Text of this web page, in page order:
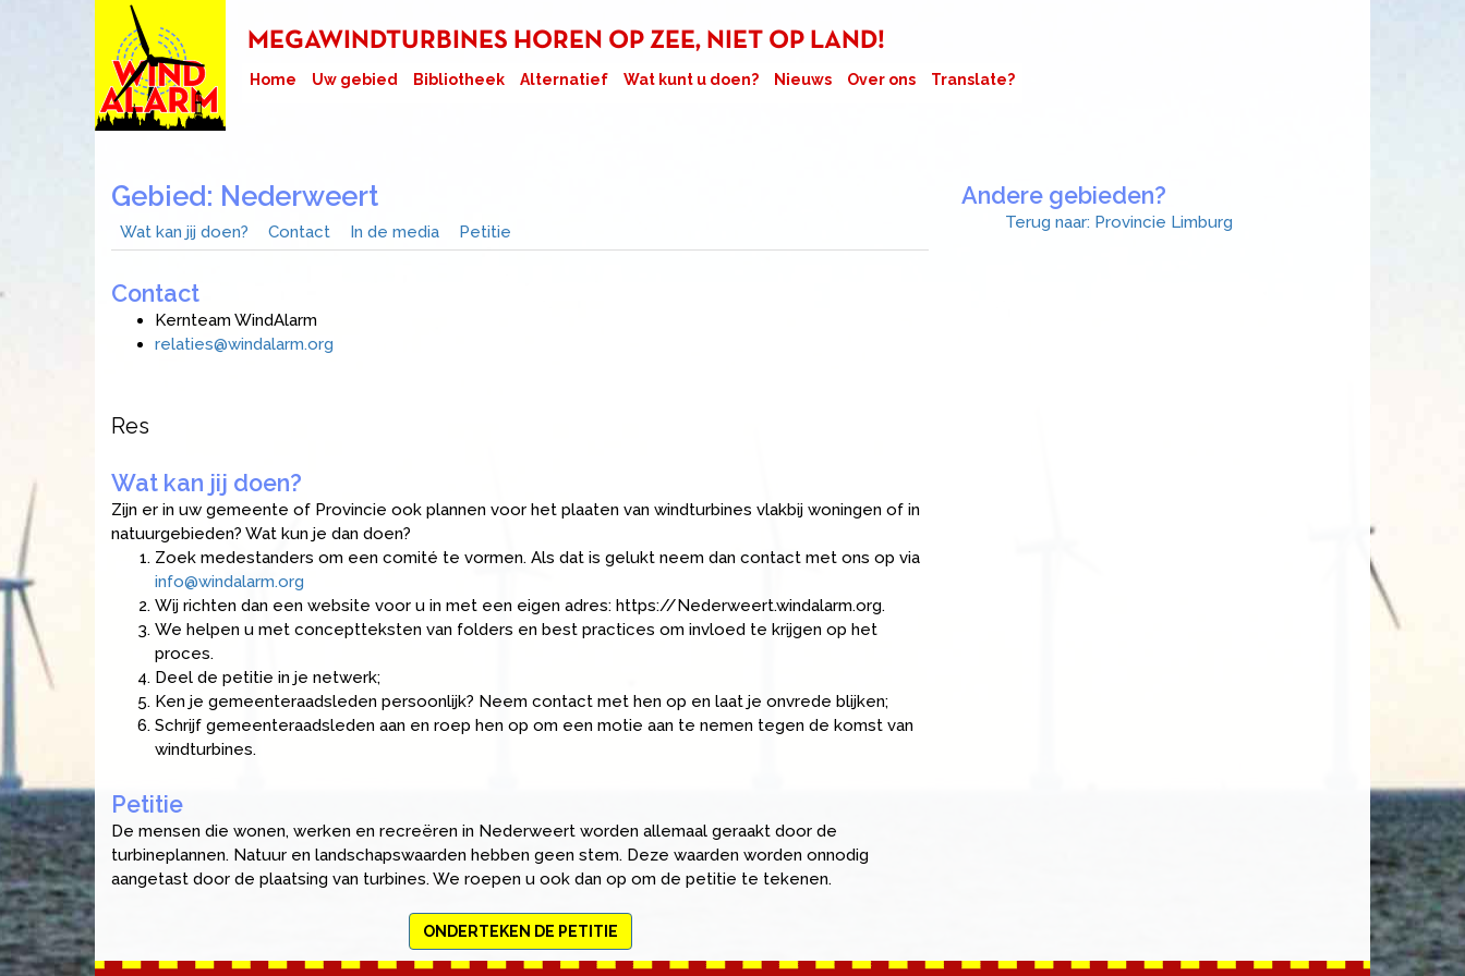
MEGAWINDTURBINES HOREN OP ZEE, NIET OP LAND!
Home Uw gebied Bibliotheek Alternatief Wat kunt u doen? Nieuws Over ons Translate?
Gebied: Nederweert
Wat kan jij doen? Contact In de media Petitie
Contact
Kernteam WindAlarm
relaties@windalarm.org
Res
Wat kan jij doen?
Zijn er in uw gemeente of Provincie ook plannen voor het plaaten van windturbines vlakbij woningen of in
natuurgebieden? Wat kun je dan doen?
Zoek medestanders om een comité te vormen. Als dat is gelukt neem dan contact met ons op via
info@windalarm.org
Wij richten dan een website voor u in met een eigen adres: https://Nederweert.windalarm.org.
We helpen u met conceptteksten van folders en best practices om invloed te krijgen op het
proces.
Deel de petitie in je netwerk;
Ken je gemeenteraadsleden persoonlijk? Neem contact met hen op en laat je onvrede blijken;
Schrijf gemeenteraadsleden aan en roep hen op om een motie aan te nemen tegen de komst van
windturbines.
Petitie
De mensen die wonen, werken en recreëren in Nederweert worden allemaal geraakt door de
turbineplannen. Natuur en landschapswaarden hebben geen stem. Deze waarden worden onnodig
aangetast door de plaatsing van turbines. We roepen u ook dan op om de petitie te tekenen.
ONDERTEKEN DE PETITIE
Andere gebieden?
Terug naar: Provincie Limburg